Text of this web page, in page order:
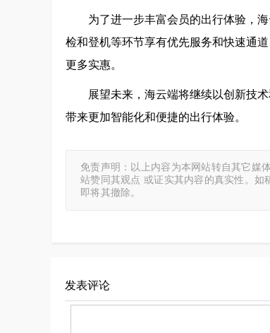
为了进一步丰富会员的出行体验，
检和登机等环节享有优先服务和快速通
更多实惠。
展望未来，海云端将继续以创新技
带来更加智能化和便捷的出行体验。
免责声明：以上内容为本网站转自其它媒
站赞同其观点 或证实其内容的真实性。
即将其撤除。
发表评论